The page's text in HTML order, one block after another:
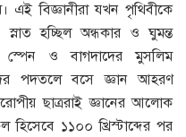
বিজ্ঞানীরা যখন পৃথিবীকে
হচ্ছিল অন্ধকার ও ঘুমন্ত
ও বাগদাদের মুসলিম
পদতলে বসে জ্ঞান আহরণ
ছাত্ররাই জ্ঞানের আলোক
১১০০ খ্রিস্টাব্দের পর